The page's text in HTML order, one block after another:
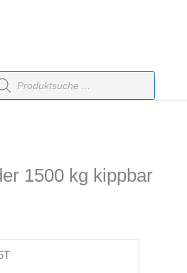
1500 kg kippbar